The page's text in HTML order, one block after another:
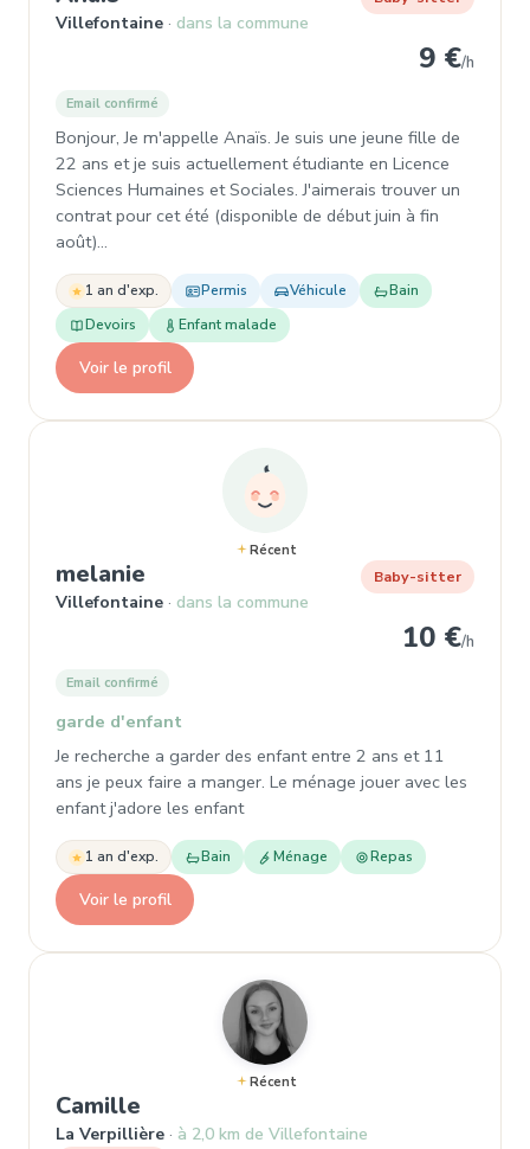
Villefontaine dans la commune
9 €/h
Email confirmé
Bonjour, Je m'appelle Anaïs. Je suis une jeune fille de
22 ans et je suis actuellement étudiante en Licence
Sciences Humaines et Sociales. J'aimerais trouver un
contrat pour cet été (disponible de début juin à fin
août)…
1 an d'exp. Permis Véhicule
Bain
Devoirs
Enfant malade
Voir le profil
Récent
melanie , Baby-sitter à Villefontaine
Villefontaine dans la commune
Baby-sitter
10 €/h
Email confirmé
garde d'enfant
Je recherche a garder des enfant entre 2 ans et 11
ans je peux faire a manger. Le ménage jouer avec les
enfant j'adore les enfant
1 an d'exp. Bain Ménage Repas
Voir le profil
Récent
Camille
La Verpillière à 2,0 km de Villefontaine